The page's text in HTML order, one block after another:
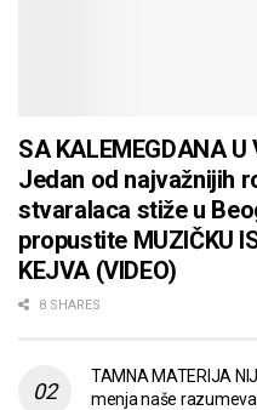
SA KALEMEGDANA U
Jedan od najvažnijih
stvaralaca stiže u
propustite MUZIČKU
KEJVA (VIDEO)
8 SHARES
TAMNA MATERIJA
menja naše